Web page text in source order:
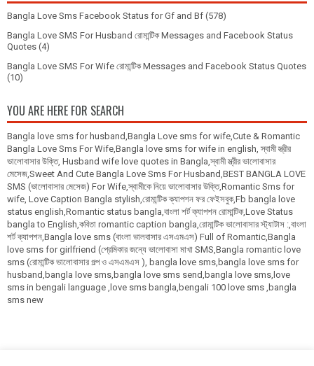
Bangla Love Sms Facebook Status for Gf and Bf (578)
Bangla Love SMS For Husband রোমান্টিক Messages and Facebook Status
Quotes (4)
Bangla Love SMS For Wife রোমান্টিক Messages and Facebook Status Quotes
(10)
YOU ARE HERE FOR SEARCH
Bangla love sms for husband,Bangla Love sms for wife,Cute & Romantic
Bangla Love Sms For Wife,Bangla love sms for wife in english, স্বামী স্ত্রীর
ভালোবাসার উক্তি, Husband wife love quotes in Bangla,স্বামী স্ত্রীর ভালোবাসার
মেসেজ,Sweet And Cute Bangla Love Sms For Husband,BEST BANGLA LOVE
SMS (ভালোবাসার মেসেজ) For Wife,স্বামীকে নিয়ে ভালোবাসার উক্তি,Romantic Sms for
wife, Love Caption Bangla stylish,রোমান্টিক ক্যাপশন ফর ফেইসবুক,Fb bangla love
status english,Romantic status bangla,বাংলা শর্ট ক্যাপশন রোমান্টিক,Love Status
bangla to English,কবিতা romantic caption bangla,রোমান্টিক ভালোবাসার স্ট্যাটাস :,বাংলা
শর্ট ক্যাপশন,Bangla love sms (বাংলা ভালবাসার এসএমএস) Full of Romantic,Bangla
love sms for girlfriend (প্রেমিকার জন্যে ভালোবাসা মাখা SMS,Bangla romantic love
sms (রোমান্টিক ভালোবাসার গল্প ও এসএমএস ), bangla love sms,bangla love sms for
husband,bangla love sms,bangla love sms send,bangla love sms,love
sms in bengali language ,love sms bangla,bengali 100 love sms ,bangla
sms new